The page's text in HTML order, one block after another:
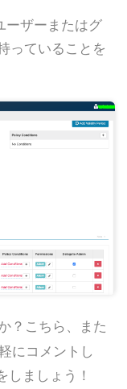
ーザーまたはグ
っていることを
？こちら、また
にコメントし
しましょう！